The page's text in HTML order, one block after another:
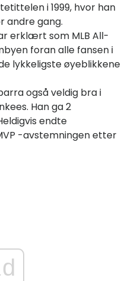
i 1999, hvor han
andre gang.
erklært som MLB All-
foran alle fansen i
lykkeligste øyeblikkene
også veldig bra i
Han ga 2
endte
-avstemningen etter